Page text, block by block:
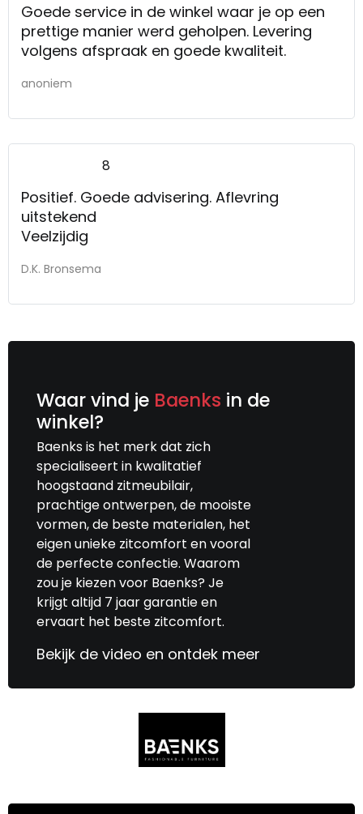
Goede service in de winkel waar je op een
prettige manier werd geholpen. Levering
volgens afspraak en goede kwaliteit.
anoniem
8
Positief. Goede advisering. Aflevring
uitstekend
Veelzijdig
D.K. Bronsema
Waar vind je Baenks in de
winkel?
Baenks is het merk dat zich
specialiseert in kwalitatief
hoogstaand zitmeubilair,
prachtige ontwerpen, de mooiste
vormen, de beste materialen, het
eigen unieke zitcomfort en vooral
de perfecte confectie. Waarom
zou je kiezen voor Baenks? Je
krijgt altijd 7 jaar garantie en
ervaart het beste zitcomfort.
Bekijk de video en ontdek meer